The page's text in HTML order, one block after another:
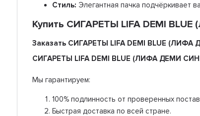
Стиль: Элегантная пачка подчёркивает
Купить СИГАРЕТЫ LIFA DEMI
Заказать СИГАРЕТЫ LIFA DEMI BLUE
СИГАРЕТЫ LIFA DEMI BLUE (ЛИФА ДЕМИ
Мы гарантируем:
100% подлинность от проверенных
Быстрая доставка по всей стране.